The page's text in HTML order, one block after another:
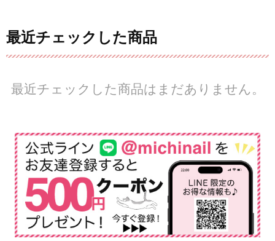
最近チェックした商品
最近チェックした商品はまだありません。